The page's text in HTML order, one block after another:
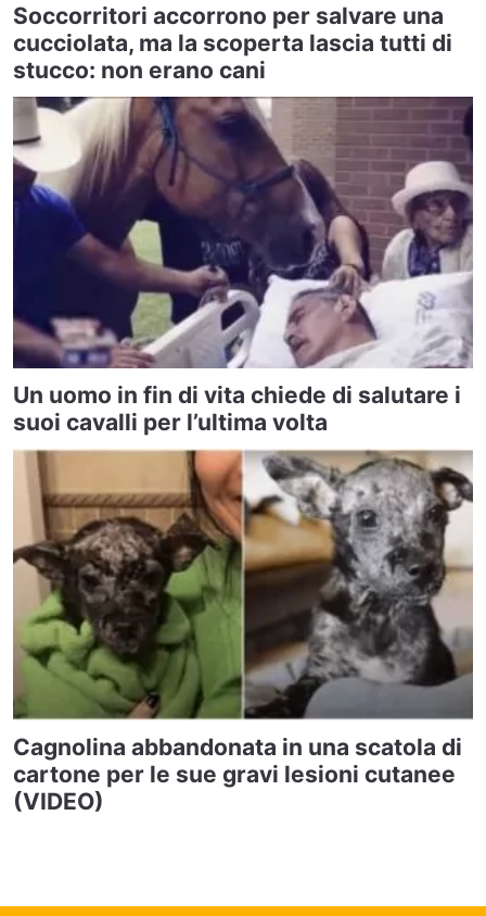
Soccorritori accorrono per salvare una
cucciolata, ma la scoperta lascia tutti di
stucco: non erano cani
Un uomo in fin di vita chiede di salutare i
suoi cavalli per l’ultima volta
Cagnolina abbandonata in una scatola di
cartone per le sue gravi lesioni cutanee
(VIDEO)